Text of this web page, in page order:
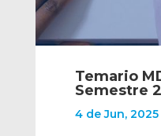
Temario
Semestre
4 de Jun, 2025